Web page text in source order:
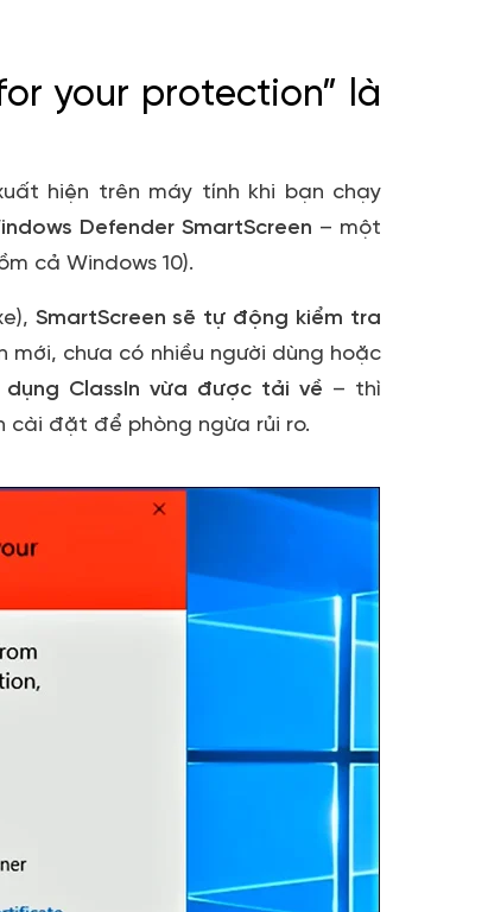
your protection” là
hiện trên máy tính khi bạn chạy
Defender SmartScreen – một
cả Windows 10).
SmartScreen sẽ tự động kiểm tra
mới, chưa có nhiều người dùng hoặc
dụng ClassIn vừa được tải về – thì
cài đặt để phòng ngừa rủi ro.